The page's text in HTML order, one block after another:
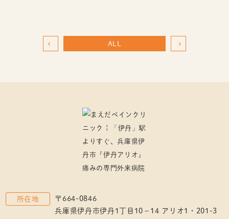
ALL
所在地
〒664-0846
兵庫県伊丹市伊丹1丁目10－14 アリオ1・201-3